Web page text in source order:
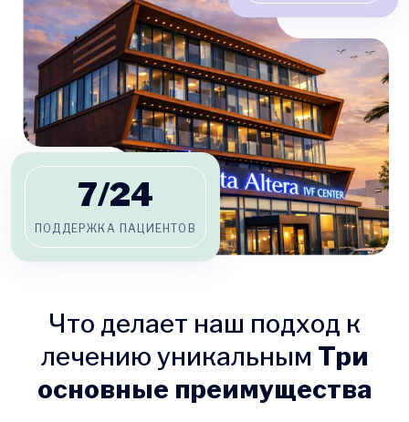
7/24
ПОДДЕРЖКА ПАЦИЕНТОВ
Что делает наш подход к
лечению уникальным Три
основные преимущества